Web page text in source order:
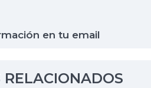
en tu email